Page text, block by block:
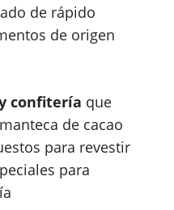
de rápido
de origen
confitería que
de cacao
para revestir
para